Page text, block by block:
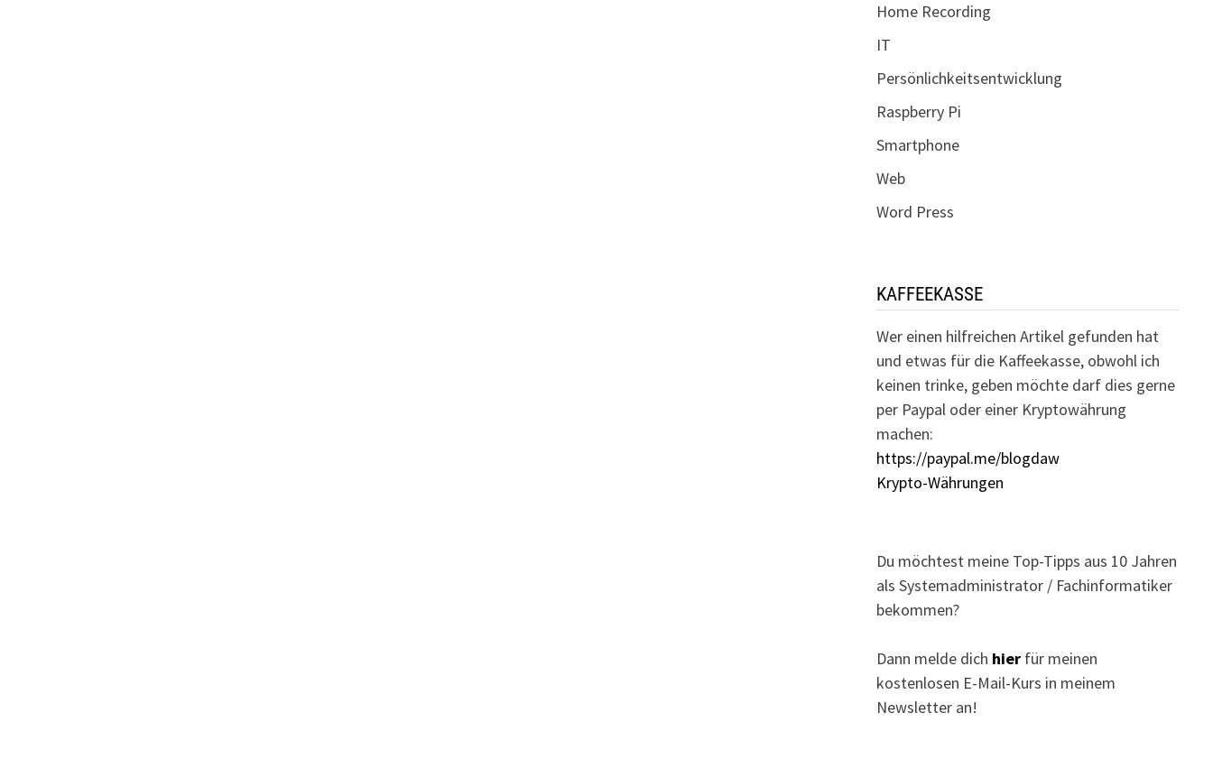
Home Recording
IT
Persönlichkeitsentwicklung
Raspberry Pi
Smartphone
Web
Word Press
KAFFEEKASSE
Wer einen hilfreichen Artikel gefunden hat
und etwas für die Kaffeekasse, obwohl ich
keinen trinke, geben möchte darf dies gerne
per Paypal oder einer Kryptowährung
machen:
https://paypal.me/blogdaw
Krypto-Währungen
Du möchtest meine Top-Tipps aus 10 Jahren
als Systemadministrator / Fachinformatiker
bekommen?
Dann melde dich hierfür meinen
kostenlosen E-Mail-Kurs in meinem
Newsletter an!